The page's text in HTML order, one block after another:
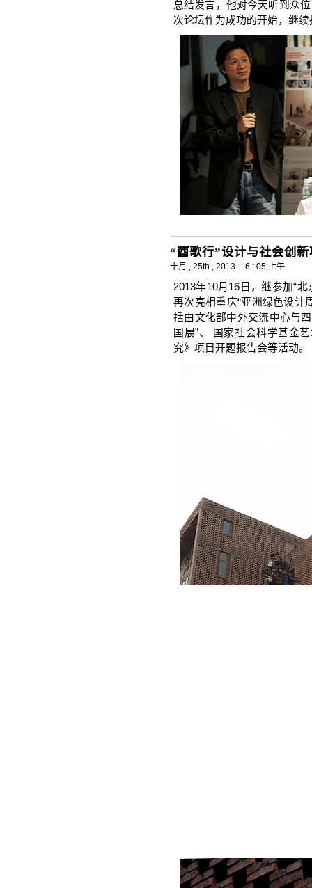
总结发言，他对今天听到众
次论坛作为成功的开始，继
“酉歌行”设计与社会创
十月 , 25th , 2013 -- 6 : 05 上午
2013年10月16日，继参加“
再次亮相重庆“亚洲绿色设计
括由文化部中外交流中心与
国展”、 国家社会科学基金
究》项目开题报告会等活动。